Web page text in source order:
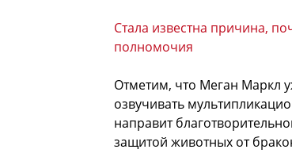
Стала известна причина,
полномочия
Отметим, что Меган Маркл
озвучивать
направит
защитой животных от